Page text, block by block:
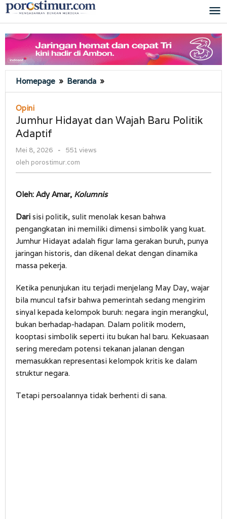
Lewati
ke
Homepage » Beranda »
Hidayat
Wajah
Baru
Opini
Jumhur Hidayat dan Wajah Baru Politik
Adaptif
Mei 8, 2026
oleh
-
551 views
oleh porostimur.com
Oleh: Ady Amar, Kolumnis
Dari sisi politik, sulit menolak kesan bahwa
pengangkatan ini memiliki dimensi simbolik yang kuat.
Jumhur Hidayat adalah figur lama gerakan buruh, punya
jaringan historis, dan dikenal dekat dengan dinamika
massa pekerja.
Ketika penunjukan itu terjadi menjelang May Day, wajar
bila muncul tafsir bahwa pemerintah sedang mengirim
sinyal kepada kelompok buruh: negara ingin merangkul,
bukan berhadap-hadapan. Dalam politik modern,
kooptasi simbolik seperti itu bukan hal baru. Kekuasaan
sering meredam potensi tekanan jalanan dengan
memasukkan representasi kelompok kritis ke dalam
struktur negara.
Tetapi persoalannya tidak berhenti di sana.